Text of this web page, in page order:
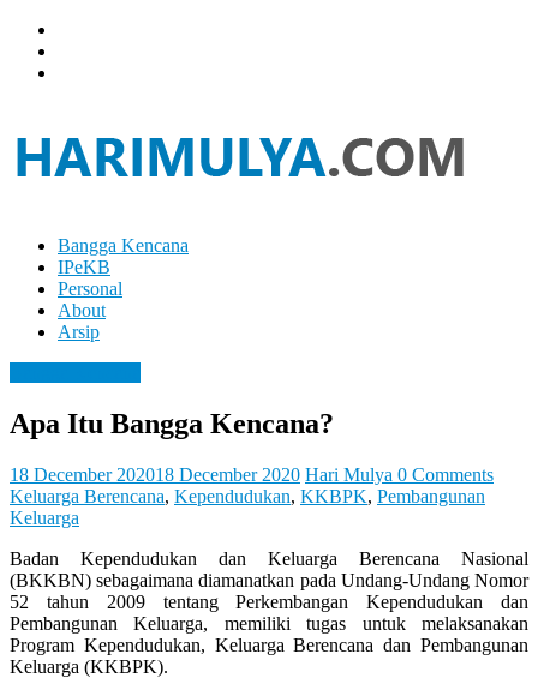
Skip
content
Hari
Mulya
Brain
Can
Analyze
It
Your
Right
Brain
You
Feel
It
Bangga Kencana
IPeKB
Personal
About
Arsip
Apa Itu Bangga Kencana?
18 December 202018 December 2020 Hari Mulya 0 Comments
Keluarga Berencana, Kependudukan, KKBPK, Pembangunan
Keluarga
Badan Kependudukan dan Keluarga Berencana Nasional
(BKKBN) sebagaimana diamanatkan pada Undang-Undang Nomor
52 tahun 2009 tentang Perkembangan Kependudukan dan
Pembangunan Keluarga, memiliki tugas untuk melaksanakan
Program Kependudukan, Keluarga Berencana dan Pembangunan
Keluarga (KKBPK).